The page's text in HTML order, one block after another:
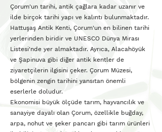
Çorum'un tarihi, antik çağlara kadar uzanır ve
ilde birçok tarihi yapı ve kalıntı bulunmaktadır.
Hattuşaş Antik Kenti, Çorum'un en bilinen tarihi
yerlerinden biridir ve UNESCO Dünya Mirası
Listesi'nde yer almaktadır. Ayrıca, Alacahöyük
ve Şapinuva gibi diğer antik kentler de
ziyaretçilerin ilgisini çeker. Çorum Müzesi,
bölgenin zengin tarihini yansıtan önemli
eserlerle doludur.
Ekonomisi büyük ölçüde tarım, hayvancılık ve
sanayiye dayalı olan Çorum, özellikle buğday,
arpa, nohut ve şeker pancarı gibi tarım ürünleri